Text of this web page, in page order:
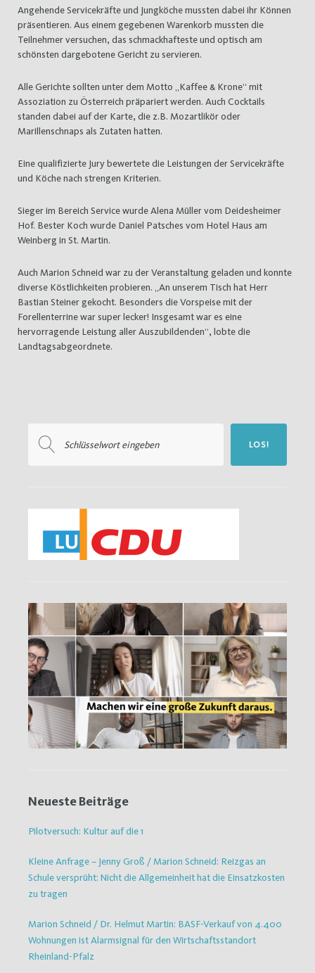
Angehende Servicekräfte und Jungköche mussten dabei ihr Können
präsentieren. Aus einem gegebenen Warenkorb mussten die
Teilnehmer versuchen, das schmackhafteste und optisch am
schönsten dargebotene Gericht zu servieren.
Alle Gerichte sollten unter dem Motto „Kaffee & Krone“ mit
Assoziation zu Österreich präpariert werden. Auch Cocktails
standen dabei auf der Karte, die z.B. Mozartlikör oder
Marillenschnaps als Zutaten hatten.
Eine qualifizierte Jury bewertete die Leistungen der Servicekräfte
und Köche nach strengen Kriterien.
Sieger im Bereich Service wurde Alena Müller vom Deidesheimer
Hof. Bester Koch wurde Daniel Patsches vom Hotel Haus am
Weinberg in St. Martin.
Auch Marion Schneid war zu der Veranstaltung geladen und konnte
diverse Köstlichkeiten probieren. „An unserem Tisch hat Herr
Bastian Steiner gekocht. Besonders die Vorspeise mit der
Forellenterrine war super lecker! Insgesamt war es eine
hervorragende Leistung aller Auszubildenden“, lobte die
Landtagsabgeordnete.
nach:
LOS!
Neueste Beiträge
Pilotversuch: Kultur auf die 1
Kleine Anfrage – Jenny Groß / Marion Schneid: Reizgas an
Schule versprüht: Nicht die Allgemeinheit hat die Einsatzkosten
zu tragen
Marion Schneid / Dr. Helmut Martin: BASF-Verkauf von 4.400
Wohnungen ist Alarmsignal für den Wirtschaftsstandort
Rheinland-Pfalz